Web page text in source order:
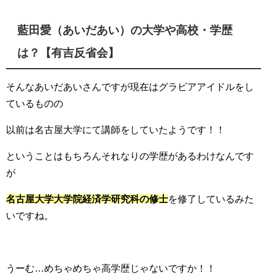
藍田愛（あいだあい）の大学や高校・学歴
は？【有吉反省会】
そんなあいだあいさんですが現在はグラビアアイドルをし
ているものの
以前は名古屋大学にて講師をしていたようです！！
ということはもちろんそれなりの学歴があるわけなんです
が
名古屋大学大学院経済学研究科の修士を修了しているみた
いですね。
うーむ…めちゃめちゃ高学歴じゃないですか！！